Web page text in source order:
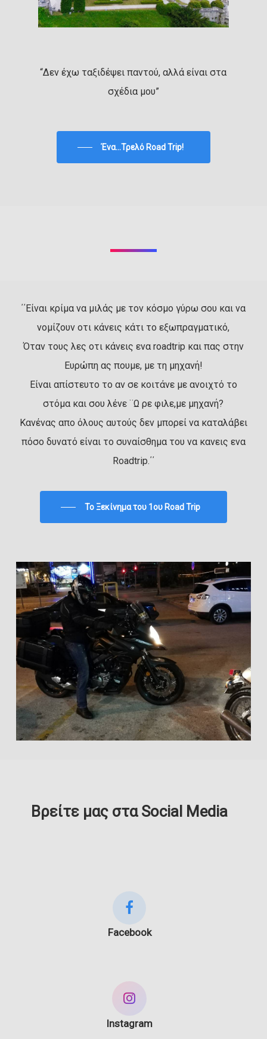
“Δεν έχω ταξιδέψει παντού, αλλά είναι στα
σχέδια μου”
Ένα...Τρελό Road Trip!
΄΄Είναι κρίμα να μιλάς με τον κόσμο γύρω σου και να
νομίζουν οτι κάνεις κάτι το εξωπραγματικό,
Όταν τους λες οτι κάνεις ενα roadtrip και πας στην
Ευρώπη ας πουμε, με τη μηχανή!
Είναι απίστευτο το αν σε κοιτάνε με ανοιχτό το
στόμα και σου λένε ¨Ω ρε φιλε,με μηχανή?
Κανένας απο όλους αυτούς δεν μπορεί να καταλάβει
πόσο δυνατό είναι το συναίσθημα του να κανεις ενα
Roadtrip.΄΄
To Ξεκίνημα του 1ου Road Trip
Βρείτε μας στα Social Media
Facebook
Instagram